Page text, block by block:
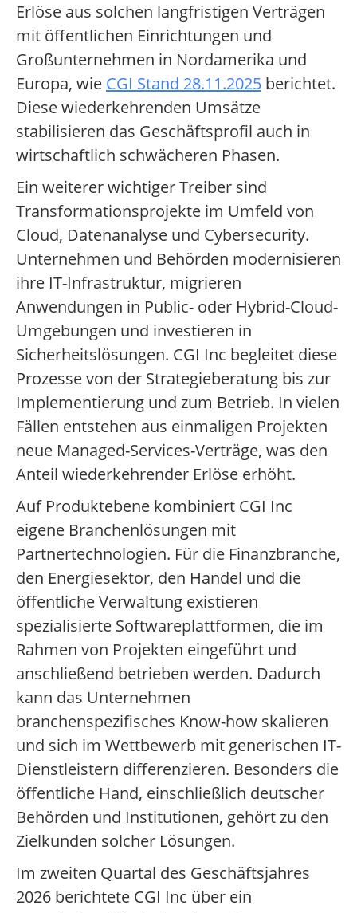
Erlöse aus solchen langfristigen Verträgen
mit öffentlichen Einrichtungen und
Großunternehmen in Nordamerika und
Europa, wie CGI Stand 28.11.2025 berichtet.
Diese wiederkehrenden Umsätze
stabilisieren das Geschäftsprofil auch in
wirtschaftlich schwächeren Phasen.
Ein weiterer wichtiger Treiber sind
Transformationsprojekte im Umfeld von
Cloud, Datenanalyse und Cybersecurity.
Unternehmen und Behörden modernisieren
ihre IT-Infrastruktur, migrieren
Anwendungen in Public- oder Hybrid-Cloud-
Umgebungen und investieren in
Sicherheitslösungen. CGI Inc begleitet diese
Prozesse von der Strategieberatung bis zur
Implementierung und zum Betrieb. In vielen
Fällen entstehen aus einmaligen Projekten
neue Managed-Services-Verträge, was den
Anteil wiederkehrender Erlöse erhöht.
Auf Produktebene kombiniert CGI Inc
eigene Branchenlösungen mit
Partnertechnologien. Für die Finanzbranche,
den Energiesektor, den Handel und die
öffentliche Verwaltung existieren
spezialisierte Softwareplattformen, die im
Rahmen von Projekten eingeführt und
anschließend betrieben werden. Dadurch
kann das Unternehmen
branchenspezifisches Know-how skalieren
und sich im Wettbewerb mit generischen IT-
Dienstleistern differenzieren. Besonders die
öffentliche Hand, einschließlich deutscher
Behörden und Institutionen, gehört zu den
Zielkunden solcher Lösungen.
Im zweiten Quartal des Geschäftsjahres
2026 berichtete CGI Inc über ein